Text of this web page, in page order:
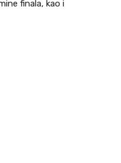
finala, kao i